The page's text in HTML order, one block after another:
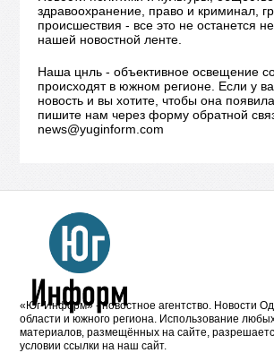
здравоохранение, право и криминал,
происшествия - все это не останется
нашей новостной ленте.
Наша цнль - объективное освещение
происходят в южном регионе. Если у
новость и вы хотите, чтобы она
пишите нам через форму обратной
news@yuginform.com
«Юг-Информ» - новостное агентство. Новости
области и южного региона. Использование
материалов, размещённых на сайте,
условии ссылки на наш сайт.